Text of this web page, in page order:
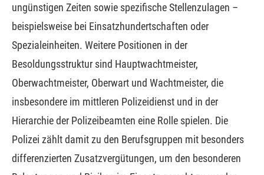
ungünstigen Zeiten sowie spezifische Stellenzulagen –
beispielsweise bei Einsatzhundertschaften oder
Spezialeinheiten. Weitere Positionen in der
Besoldungsstruktur sind Hauptwachtmeister,
Oberwachtmeister, Oberwart und Wachtmeister, die
insbesondere im mittleren Polizeidienst und in der
Hierarchie der Polizeibeamten eine Rolle spielen. Die
Polizei zählt damit zu den Berufsgruppen mit besonders
differenzierten Zusatzvergütungen, um den besonderen